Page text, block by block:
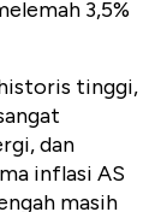
3,5%
tinggi,
dan
inflasi AS
masih